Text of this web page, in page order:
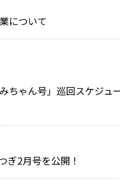
について
ちゃん号」巡回スケジュ
ぎ2月号を公開！